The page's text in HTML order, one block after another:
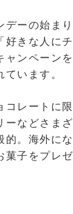
デーの始ま
好きな人に
ャンペーン
います。
コレートに
ーなどさま
的。海外に
菓子をプレ